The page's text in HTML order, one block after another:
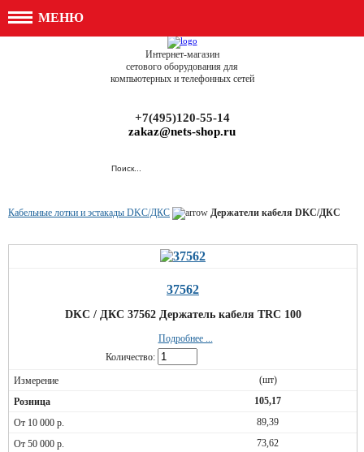
МЕНЮ
Интернет-магазин
сетового оборудования для
компьютерных и телефонных сетей
+7(495)120-55-14
zakaz@nets-shop.ru
Кабельные лотки и эстакады DKC/ДКС Держатели кабеля DKC/ДКС
37562
DKC / ДКС 37562 Держатель кабеля TRC 100
Подробнее ...
Количество:
(шт)
105,17
89,39
73,62